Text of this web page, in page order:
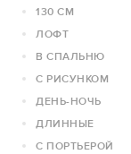
130 СМ
ЛОФТ
В СПАЛЬНЮ
С РИСУНКОМ
ДЕНЬ-НОЧЬ
ДЛИННЫЕ
С ПОРТЬЕРОЙ